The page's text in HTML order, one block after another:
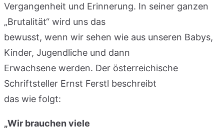
Vergangenheit und Erinnerung. In seiner ganzen
„Brutalität“ wird uns das
bewusst, wenn wir sehen wie aus unseren Babys,
Kinder, Jugendliche und dann
Erwachsene werden. Der österreichische
Schriftsteller Ernst Ferstl beschreibt
das wie folgt:
„Wir brauchen viele